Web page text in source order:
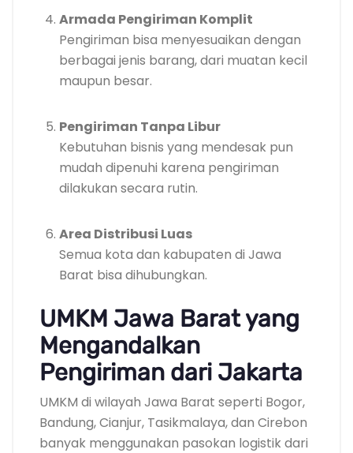
Armada Pengiriman Komplit
Pengiriman bisa menyesuaikan dengan
berbagai jenis barang, dari muatan kecil
maupun besar.
Pengiriman Tanpa Libur
Kebutuhan bisnis yang mendesak pun
mudah dipenuhi karena pengiriman
dilakukan secara rutin.
Area Distribusi Luas
Semua kota dan kabupaten di Jawa
Barat bisa dihubungkan.
UMKM Jawa Barat yang
Mengandalkan
Pengiriman dari Jakarta
UMKM di wilayah Jawa Barat seperti Bogor,
Bandung, Cianjur, Tasikmalaya, dan Cirebon
banyak menggunakan pasokan logistik dari